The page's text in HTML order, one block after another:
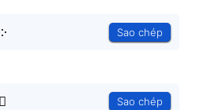
Sao chép
Sao chép